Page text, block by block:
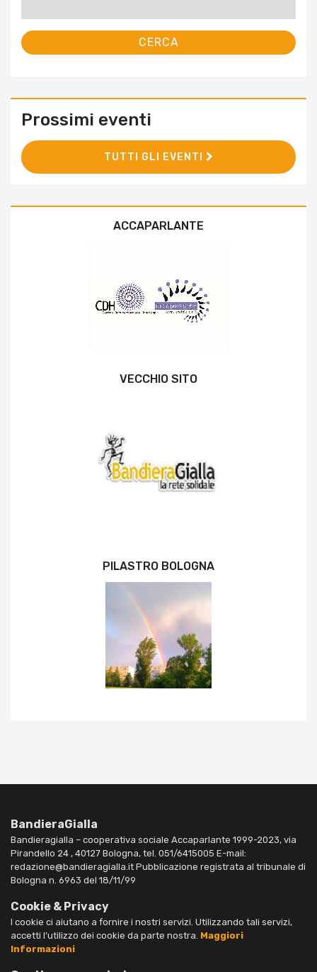
Prossimi eventi
TUTTI GLI EVENTI
ACCAPARLANTE
VECCHIO SITO
PILASTRO BOLOGNA
BandieraGialla
Bandieragialla – cooperativa sociale Accaparlante 1999-2023, via
Pirandello 24 , 40127 Bologna, tel. 051/6415005 E-mail:
redazione@bandieragialla.it Pubblicazione registrata al tribunale di
Bologna n. 6963 del 18/11/99
Cookie & Privacy
I cookie ci aiutano a fornire i nostri servizi. Utilizzando tali servizi,
accetti l’utilizzo dei cookie da parte nostra. Maggiori
Informazioni